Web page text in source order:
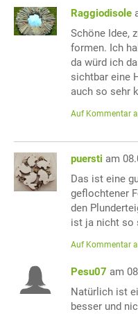
Raggiodisole
Schöne Idee,
formen. Ich
da würd ich
sichtbar eine
auch so sehr
Auf Kommentar
puersti am
Das ist eine
geflochtener
den
ist ja nicht so
Auf Kommentar
Pesu07 am
Natürlich ist
besser und